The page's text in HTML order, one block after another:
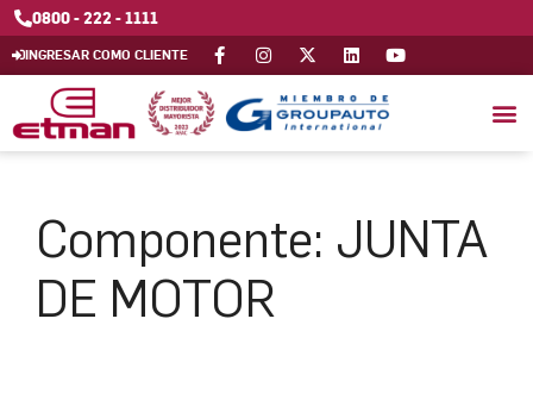
0800 - 222 - 1111
INGRESAR COMO CLIENTE
Componente: JUNTA
DE MOTOR